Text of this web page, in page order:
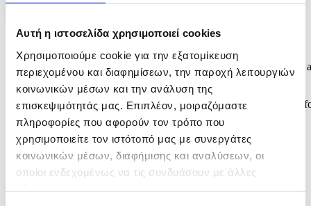
Αυτή η ιστοσελίδα χρησιμοποιεί cookies
Χρησιμοποιούμε cookie για την εξατομίκευση
περιεχομένου και διαφημίσεων, την παροχή λειτουργιών
κοινωνικών μέσων και την ανάλυση της
επισκεψιμότητάς μας. Επιπλέον, μοιραζόμαστε
πληροφορίες που αφορούν τον τρόπο που
χρησιμοποιείτε τον ιστότοπό μας με συνεργάτες
κοινωνικών μέσων, διαφήμισης και αναλύσεων, οι
οποίοι ενδεχομένως να τις συνδυάσουν με άλλες
Φωτογραφία: SOHAIL SHAHZAD
epa12877627 Pakistani security officials stand guard at a checkpoint
security has been intensified ahead of the visit of US and Iranian
delegations in Islamabad, Pakistan, 09 April 2026. Prime Minister
Shehbaz Sharif said US and Iranian delegations will visit Islamabad
peace talks following a Middle East ceasefire, with Iranian President
Masoud...
7 / 7